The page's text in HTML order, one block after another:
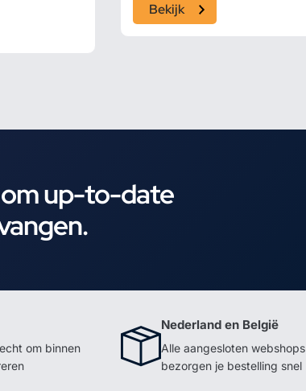
Bekijk
om up-to-date
om binnen
Nederland en België
Alle aangesloten webshops
bezorgen je bestelling snel